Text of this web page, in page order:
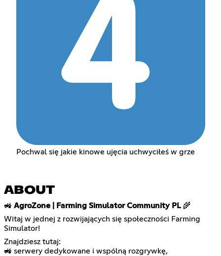
Pochwal się jakie kinowe ujęcia uchwyciłeś w grze
ABOUT
🚜 AgroZone | Farming Simulator Community PL🌾
Witaj w jednej z rozwijających się społeczności Farming
Simulator!
Znajdziesz tutaj:
🚜 serwery dedykowane i wspólną rozgrywkę,